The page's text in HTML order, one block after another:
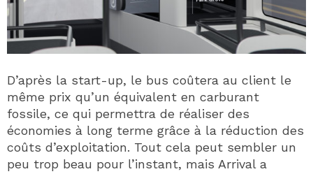
D’après la start-up, le bus coûtera au client le
même prix qu’un équivalent en carburant
fossile, ce qui permettra de réaliser des
économies à long terme grâce à la réduction des
coûts d’exploitation. Tout cela peut sembler un
peu trop beau pour l’instant, mais Arrival a